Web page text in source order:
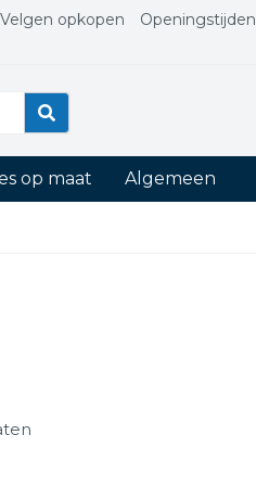
Velgen opkopen Openingstijden
op maat Algemeen